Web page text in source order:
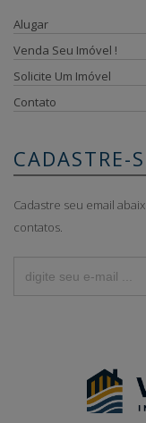
Alugar
Venda Seu Imóvel !
Solicite Um Imóvel
Contato
CADASTRE-
Cadastre seu email
contatos.